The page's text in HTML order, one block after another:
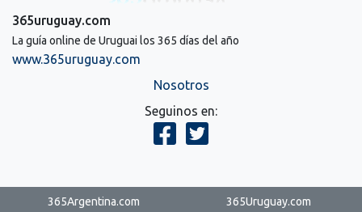
365uruguay.com
La guía online de Uruguai los 365 días del año
www.365uruguay.com
Nosotros
Seguinos en:
365Argentina.com
365Uruguay.com